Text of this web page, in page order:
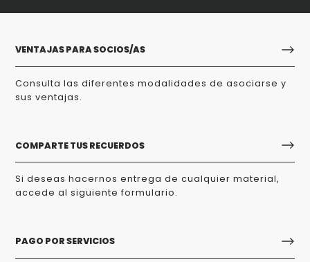
VENTAJAS PARA SOCIOS/AS
Consulta las diferentes modalidades de asociarse y
sus ventajas.
COMPARTE TUS RECUERDOS
Si deseas hacernos entrega de cualquier material,
accede al siguiente formulario.
PAGO POR SERVICIOS